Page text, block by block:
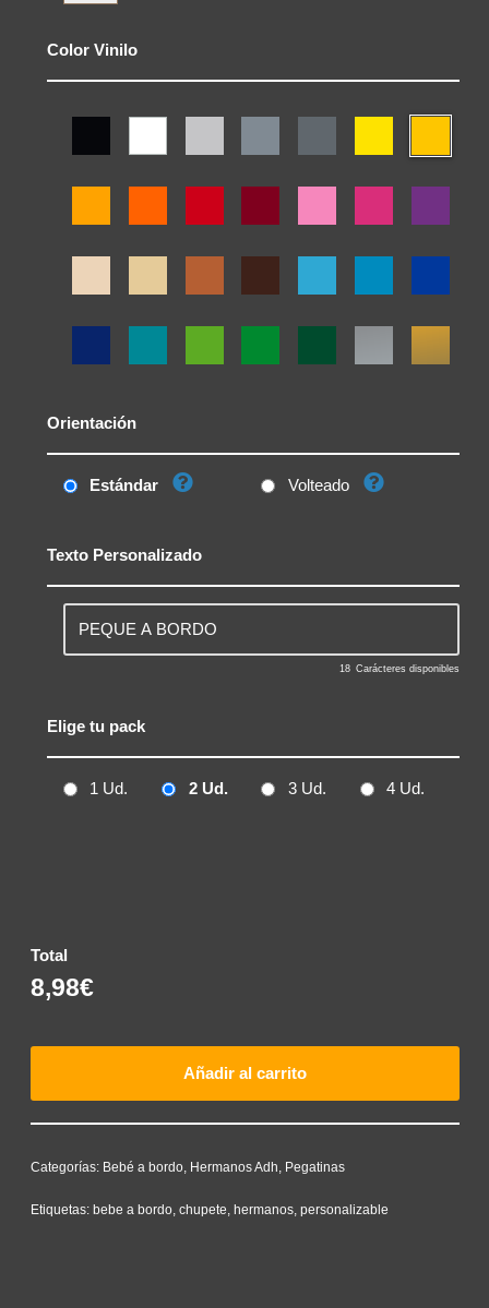
Color Vinilo
Orientación
Estándar Volteado
Texto Personalizado
18 Carácteres disponibles
Elige tu pack
1 Ud. 2 Ud. 3 Ud. 4 Ud.
Total
8,98€
Añadir al carrito
Categorías: Bebé a bordo, Hermanos Adh, Pegatinas
Etiquetas: bebe a bordo, chupete, hermanos, personalizable